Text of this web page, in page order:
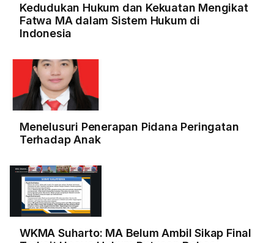
Kedudukan Hukum dan Kekuatan Mengikat
Fatwa MA dalam Sistem Hukum di
Indonesia
Menelusuri Penerapan Pidana Peringatan
Terhadap Anak
WKMA Suharto: MA Belum Ambil Sikap Final